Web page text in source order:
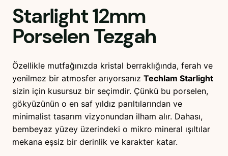
Starlight 12mm
Porselen Tezgah
Özellikle mutfağınızda kristal berraklığında, ferah ve
yenilmez bir atmosfer arıyorsanız Techlam Starlight
sizin için kusursuz bir seçimdir. Çünkü bu porselen,
gökyüzünün o en saf yıldız parıltılarından ve
minimalist tasarım vizyonundan ilham alır. Dahası,
bembeyaz yüzey üzerindeki o mikro mineral ışıltılar
mekana eşsiz bir derinlik ve karakter katar.